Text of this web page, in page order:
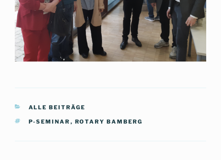
KATEGORIEN
ALLE BEITRÄGE
SCHLAGWÖRTER
P-SEMINAR , ROTARY BAMBERG